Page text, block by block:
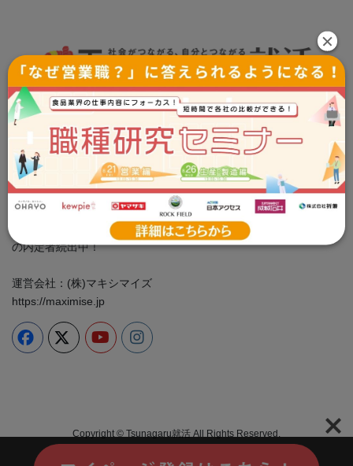
Tsunagaru就活事務局
お問い合わせ：info@tsunashu.com
プライバシーポリシー
cookie ポリシー
＼食品企業に特化した専門性の高い情報をお届け／ 就活イベン
ト、業界・企業研究、ES対策は全部つな就で！ 大手食品メーカー
の内定者続出中！
運営会社：(株)マキシマイズ
https://maximise.jp
Copyright © Tsunagaru就活 All Rights Reserved.